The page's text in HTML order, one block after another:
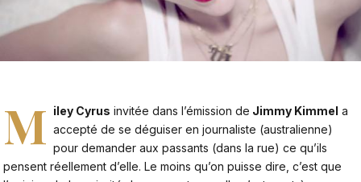
M iley Cyrus invitée dans l’émission de Jimmy Kimmel a
accepté de se déguiser en journaliste (australienne)
pour demander aux passants (dans la rue) ce qu’ils
pensent réellement d’elle. Le moins qu’on puisse dire, c’est que